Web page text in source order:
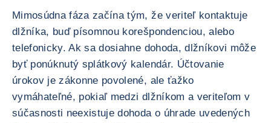
Mimosúdna fáza začína tým, že veriteľ kontaktuje
dlžníka, buď písomnou korešpondenciou, alebo
telefonicky. Ak sa dosiahne dohoda, dlžníkovi môže
byť ponúknutý splátkový kalendár. Účtovanie
úrokov je zákonne povolené, ale ťažko
vymáhateľné, pokiaľ medzi dlžníkom a veriteľom v
súčasnosti neexistuje dohoda o úhrade uvedených